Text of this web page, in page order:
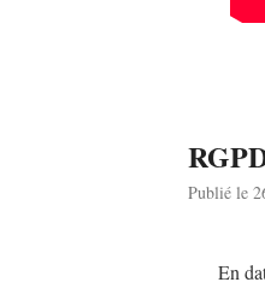
Publié le
En